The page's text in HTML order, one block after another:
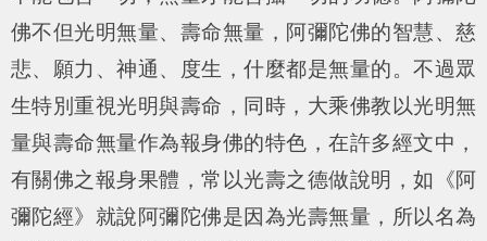
佛不但光明無量、壽命無量，阿彌陀佛的智慧、慈
悲、願力、神通、度生，什麼都是無量的。不過眾
生特別重視光明與壽命，同時，大乘佛教以光明無
量與壽命無量作為報身佛的特色，在許多經文中，
有關佛之報身果體，常以光壽之德做說明，如《阿
彌陀經》就說阿彌陀佛是因為光壽無量，所以名為